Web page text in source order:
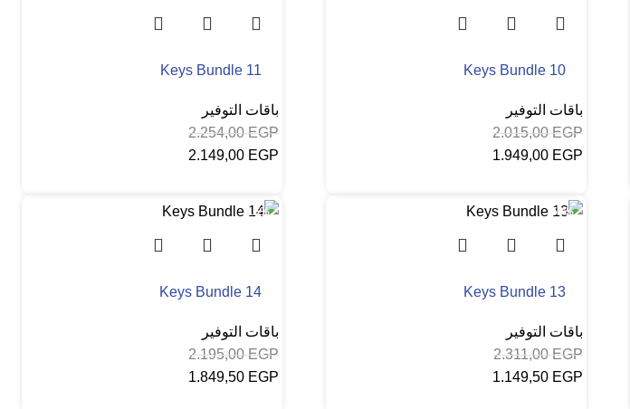
Keys Bundle 10
باقات التوفير
2.015,00EGP
1.949,00 EGP
Keys Bundle 11
باقات التوفير
2.254,00EGP
2.149,00 EGP
-50%
Keys Bundle 13
باقات التوفير
2.311,00EGP
1.149,50 EGP
-16%
Keys Bundle 14
باقات التوفير
2.195,00EGP
1.849,50 EGP